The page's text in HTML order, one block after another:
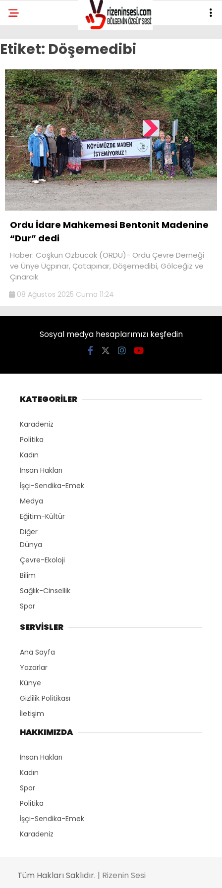
Etiket: Döşemedibi
Ordu İdare Mahkemesi Bentonit Madenine
“Dur” dedi
Haber: Coşkun Özbucak (ORDU)- Ordu Çevre Derneği
ve Ünye Üçpınar, Çatapınar, Döşemedibi, Gölceğiz ve
Çınarcık
08 Ağustos 2025 Cuma 11:24
Sosyal medya hesaplarımızı keşfedin
KATEGORİLER
Karadeniz
Politika
Kadın
İnsan Hakları
İşçi-Sendika-Emek
Medya
Eğitim-Kültür
Diğer
Dünya
Çevre-Ekoloji
Bilim
Sağlık-Cinsellik
Spor
SERVİSLER
Ana Sayfa
Yazarlar
Künye
Gizlilik Politikası
İletişim
HAKKIMIZDA
İnsan Hakları
Kadın
Spor
Politika
İşçi-Sendika-Emek
Karadeniz
Tüm Hakları Saklıdır. | Rizenin Sesi